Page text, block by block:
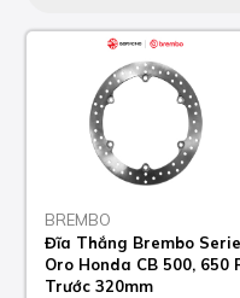
BREMBO
Đĩa Thắng Brembo Serie
Oro Honda CB 500, 650
Trước 320mm